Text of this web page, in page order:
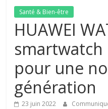
belge
connecté
Santé & Bien-être
HUAWEI
smartwatch
pour une
génération
23 juin 2022